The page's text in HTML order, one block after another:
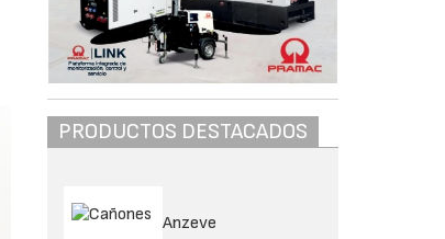
PRODUCTOS DESTACADOS
Anzeve